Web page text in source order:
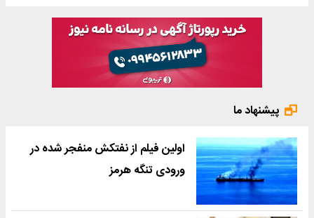
پیشنهاد ما
اولین فیلم از نفتکش منفجر شده در
ورودی تنگه هرمز